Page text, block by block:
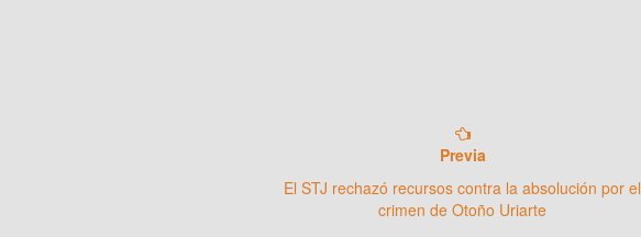
Previa
El STJ rechazó recursos contra la absolución por el
crimen de Otoño Uriarte